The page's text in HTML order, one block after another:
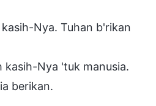
Nya. Tuhan b'rikan
kasih-Nya 'tuk manusia.
berikan.